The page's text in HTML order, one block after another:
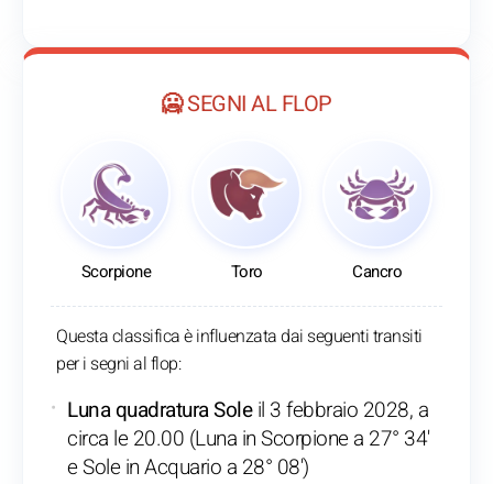
🥶 SEGNI AL FLOP
Scorpione Toro Cancro
Questa classifica è influenzata dai seguenti transiti
per i segni al flop:
Luna quadratura Soleil 3 febbraio 2028, a
circa le 20.00 (Luna in Scorpione a 27° 34'
e Sole in Acquario a 28° 08')